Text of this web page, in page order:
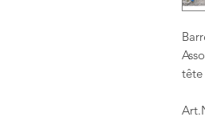
tête